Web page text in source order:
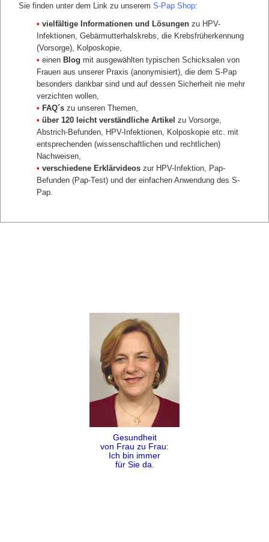
S-Pap Biomarker HPVix®
S-Pap Biomarker p16/Ki67 dual-stain
S-Pap Biomarker CINtec® PLUS
Gesundheit
von Frau zu Frau:
Ich bin immer
für Sie da.
Sie finden unter dem Link zu unserem S-Pap Shop:
• vielfältige Informationen und Lösungen zu HPV-
Infektionen, Gebärmutterhalskrebs, die Krebsfrüherkennung
(Vorsorge), Kolposkopie,
• einen Blog mit ausgewählten typischen Schicksalen von
Frauen aus unserer Praxis (anonymisiert), die dem S-Pap
besonders dankbar sind und auf dessen Sicherheit nie mehr
verzichten wollen,
• FAQ´s zu unseren Themen,
• über 120 leicht verständliche Artikel zu Vorsorge,
Abstrich-Befunden, HPV-Infektionen, Kolposkopie etc. mit
entsprechenden (wissenschaftlichen und rechtlichen)
Nachweisen,
• verschiedene Erklärvideos zur HPV-Infektion, Pap-
Befunden (Pap-Test) und der einfachen Anwendung des S-
Pap.